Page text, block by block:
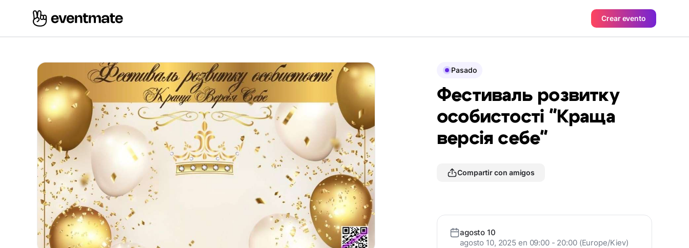
Crear evento
Pasado
Фестиваль розвитку
особистості "Краща
версія себе"
Compartir con amigos
agosto 10
agosto 10, 2025 en 09:00 - 20:00 (Europe/Kiev)